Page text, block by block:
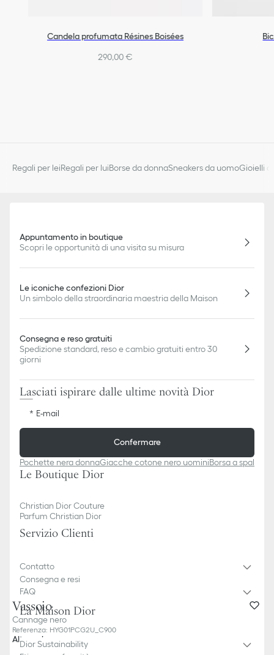
Vassoio
Cannage nero
Referenza: HYG01PCG2U_C900
Altro colore
Candela profumata Résines Boisées
290,00 €
Regali per leiRegali per luiBorse da donnaSneakers da uomoGioielli
Appuntamento in boutique
Scopri le opportunità di una visita su misura
Le iconiche confezioni Dior
Un simbolo della straordinaria maestria della Maison
Consegna e reso gratuiti
Spedizione standard, reso e cambio gratuiti entro 30
giorni
Lasciati ispirare dalle ultime novità Dior
E-mail
Confermare
Pochette nera donnaGiacche cotone nero uominiBorsa a spalla
Le Boutique Dior
Christian Dior Couture
Parfum Christian Dior
Servizio Clienti
Contatto
Consegna e resi
FAQ
La Maison Dior
Dior Sustainability